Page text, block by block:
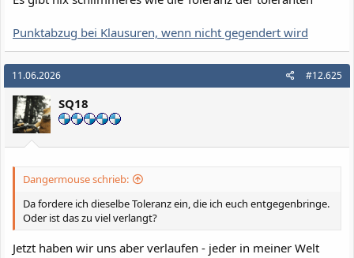
Punktabzug bei Klausuren, wenn nicht gegendert wird
11.06.2026 #12.625
SQ18
Dangermouse schrieb:
Da fordere ich dieselbe Toleranz ein, die ich euch entgegenbringe.
Oder ist das zu viel verlangt?
Jetzt haben wir uns aber verlaufen - jeder in meiner Welt